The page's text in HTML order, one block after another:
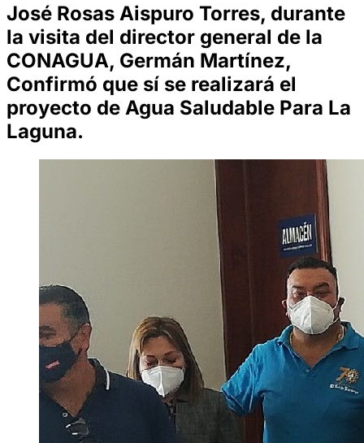
José Rosas Aispuro Torres, durante
la visita del director general de la
CONAGUA, Germán Martínez,
Confirmó que sí se realizará el
proyecto de Agua Saludable Para La
Laguna.